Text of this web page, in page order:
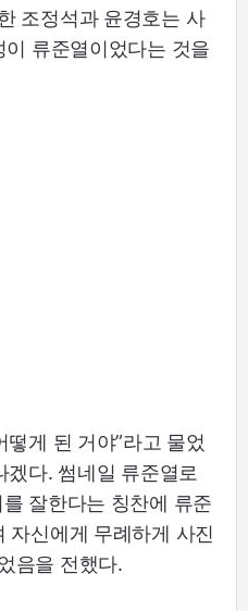
조정석과 윤경호는 사
류준열이었다는 것을
떻게 된 거야”라고 물었
겠다. 썸네일 류준열로
잘한다는 칭찬에 류준
자신에게 무례하게 사진
음을 전했다.